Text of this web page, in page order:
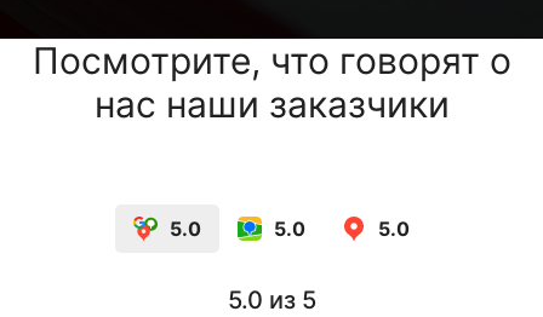
Посмотрите, что говорят о
нас наши заказчики
5.0 5.0 5.0
5.0 из 5